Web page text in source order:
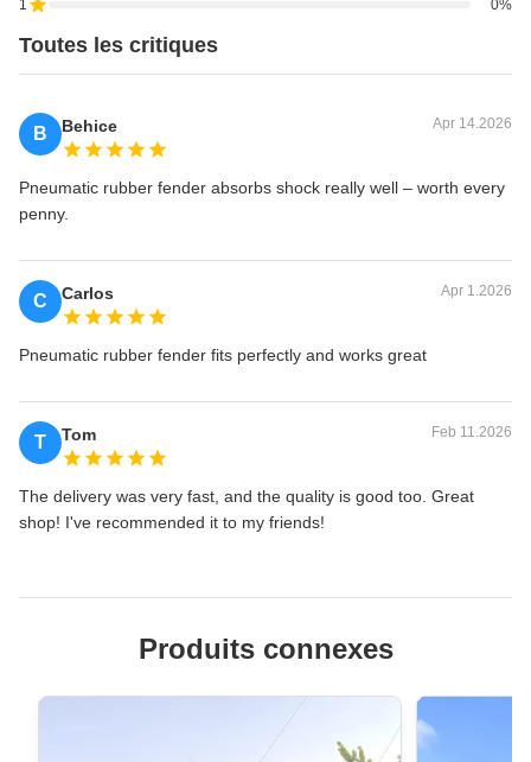
1 0%
Toutes les critiques
B Behice Apr 14.2026
Pneumatic rubber fender absorbs shock really well – worth every
penny.
C Carlos Apr 1.2026
Pneumatic rubber fender fits perfectly and works great
T Tom Feb 11.2026
The delivery was very fast, and the quality is good too. Great
shop! I've recommended it to my friends!
Produits connexes